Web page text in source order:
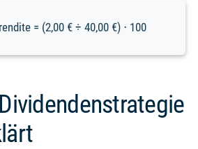
= (2,00 € ÷ 40,00 €) ⋅ 100